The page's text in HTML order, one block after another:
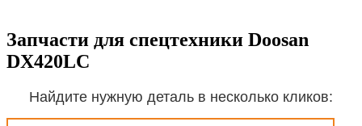
Запчасти для спецтехники Doosan
DX420LC
Найдите нужную деталь в несколько кликов: